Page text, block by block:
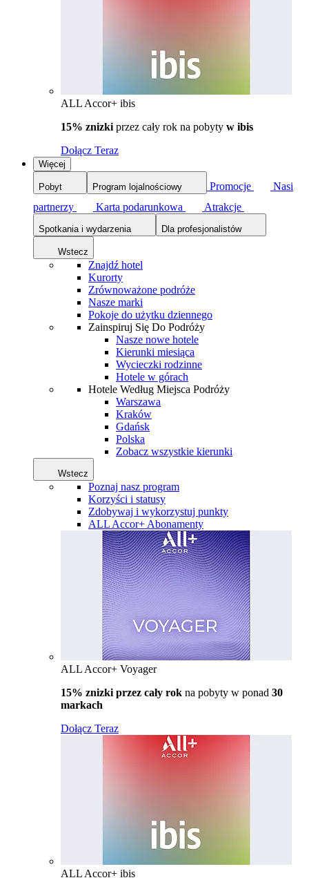
ALL Accor+ ibis
15% znizki przez cały rok na pobyty w ibis
Dołącz Teraz
Więcej
Pobyt Program lojalnościowy Promocje
Nasi
partnerzy
Karta podarunkowa Atrakcje
Spotkania i wydarzenia Dla profesjonalistów
Wstecz
Znajdź hotel
Kurorty
Zrównoważone podróże
Nasze marki
Pokoje do użytku dziennego
Zainspiruj Się Do Podróży
Nasze nowe hotele
Kierunki miesiąca
Wycieczki rodzinne
Hotele w górach
Hotele Według Miejsca Podróży
Warszawa
Kraków
Gdańsk
Polska
Zobacz wszystkie kierunki
Wstecz
Poznaj nasz program
Korzyści i statusy
Zdobywaj i wykorzystuj punkty
ALL Accor+ Abonamenty
ALL Accor+ Voyager
15% znizki przez cały rok na pobyty w ponad 30
markach
Dołącz Teraz
ALL Accor+ ibis